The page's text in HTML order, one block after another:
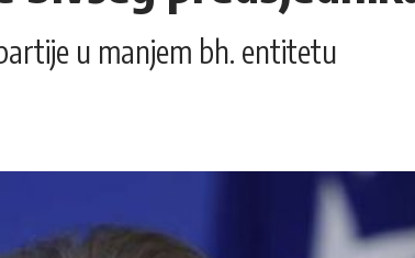
u manjem bh. entitetu